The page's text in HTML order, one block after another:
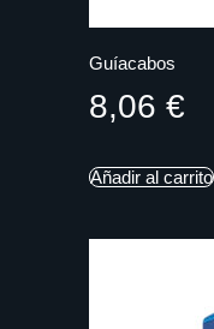
Guíacabos
8,06 €
Añadir al carrito